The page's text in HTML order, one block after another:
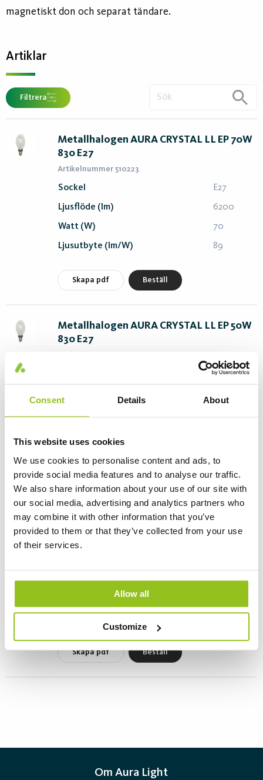
Consent Details About
This website uses cookies
We use cookies to personalise content and ads, to
provide social media features and to analyse our traffic.
We also share information about your use of our site with
our social media, advertising and analytics partners who
may combine it with other information that you’ve
provided to them or that they’ve collected from your use
of their services.
Allow all
Customize
magnetiskt don och separat tändare.
Artiklar
Filtrera
Metallhalogen AURA CRYSTAL LL EP 70W
830 E27
Artikelnummer 510223
Sockel E27
Ljusflöde (lm) 6200
Watt (W) 70
Ljusutbyte (lm/W) 89
Skapa pdf Beställ
Metallhalogen AURA CRYSTAL LL EP 50W
830 E27
E27
Skapa pdf Beställ
Metallhalogen AURA CRYSTAL LL EP 35W
830 E27
Artikelnummer 510221
Ljusflöde (lm) 3200
Skapa pdf Beställ
Om Aura Light